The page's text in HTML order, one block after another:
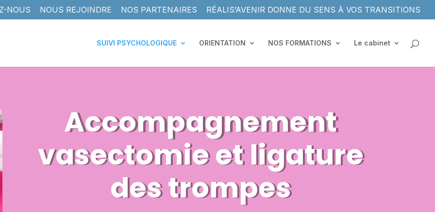
NOUS NOUS REJOINDRE NOS PARTENAIRES RÉALIS’AVENIR DONNE DU SENS À VOS TRANSITIONS
SUIVI PSYCHOLOGIQUE ORIENTATION NOS FORMATIONS Le cabinet
Accompagnement
vasectomie et ligature
des trompes